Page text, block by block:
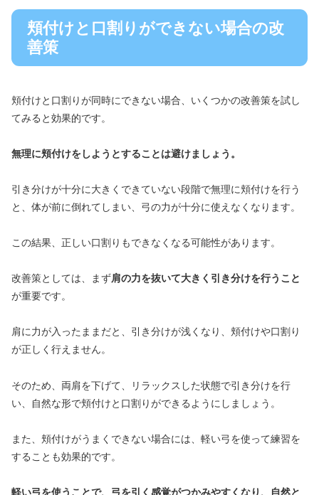
頬付けと口割りができない場合の改
善策
頬付けと口割りが同時にできない場合、いくつかの改善策を試し
てみると効果的です。
無理に頬付けをしようとすることは避けましょう。
引き分けが十分に大きくできていない段階で無理に頬付けを行う
と、体が前に倒れてしまい、弓の力が十分に使えなくなります。
この結果、正しい口割りもできなくなる可能性があります。
改善策としては、まず肩の力を抜いて大きく引き分けを行うこと
が重要です。
肩に力が入ったままだと、引き分けが浅くなり、頬付けや口割り
が正しく行えません。
そのため、両肩を下げて、リラックスした状態で引き分けを行
い、自然な形で頬付けと口割りができるようにしましょう。
また、頬付けがうまくできない場合には、軽い弓を使って練習を
することも効果的です。
軽い弓を使うことで、弓を引く感覚がつかみやすくなり、自然と